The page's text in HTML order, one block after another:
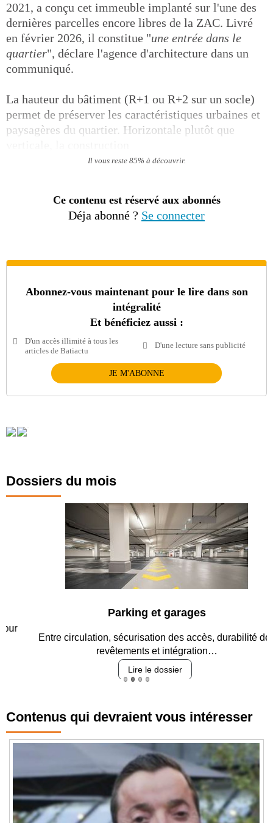
2021, a conçu cet immeuble implanté sur l'une des
dernières parcelles encore libres de la ZAC. Livré
en février 2026, il constitue "une entrée dans le
quartier", déclare l'agence d'architecture dans un
communiqué.
La hauteur du bâtiment (R+1 ou R+2 sur un socle)
permet de préserver les caractéristiques urbaines et
paysagères du quartier. Horizontale plutôt que
Il vous reste 85% à découvrir.
Ce contenu est réservé aux abonnés
Déja abonné ? Se connecter
Abonnez-vous maintenant pour le lire dans son
intégralité
Et bénéficiez aussi :
D'un accès illimité à tous les
articles de Batiactu
D'une lecture sans publicité
JE M'ABONNE
Dossiers du mois
Parking et garages
Entre circulation, sécurisation des accès, durabilité des
revêtements et intégration…
Lire le dossier
Contenus qui devraient vous intéresser